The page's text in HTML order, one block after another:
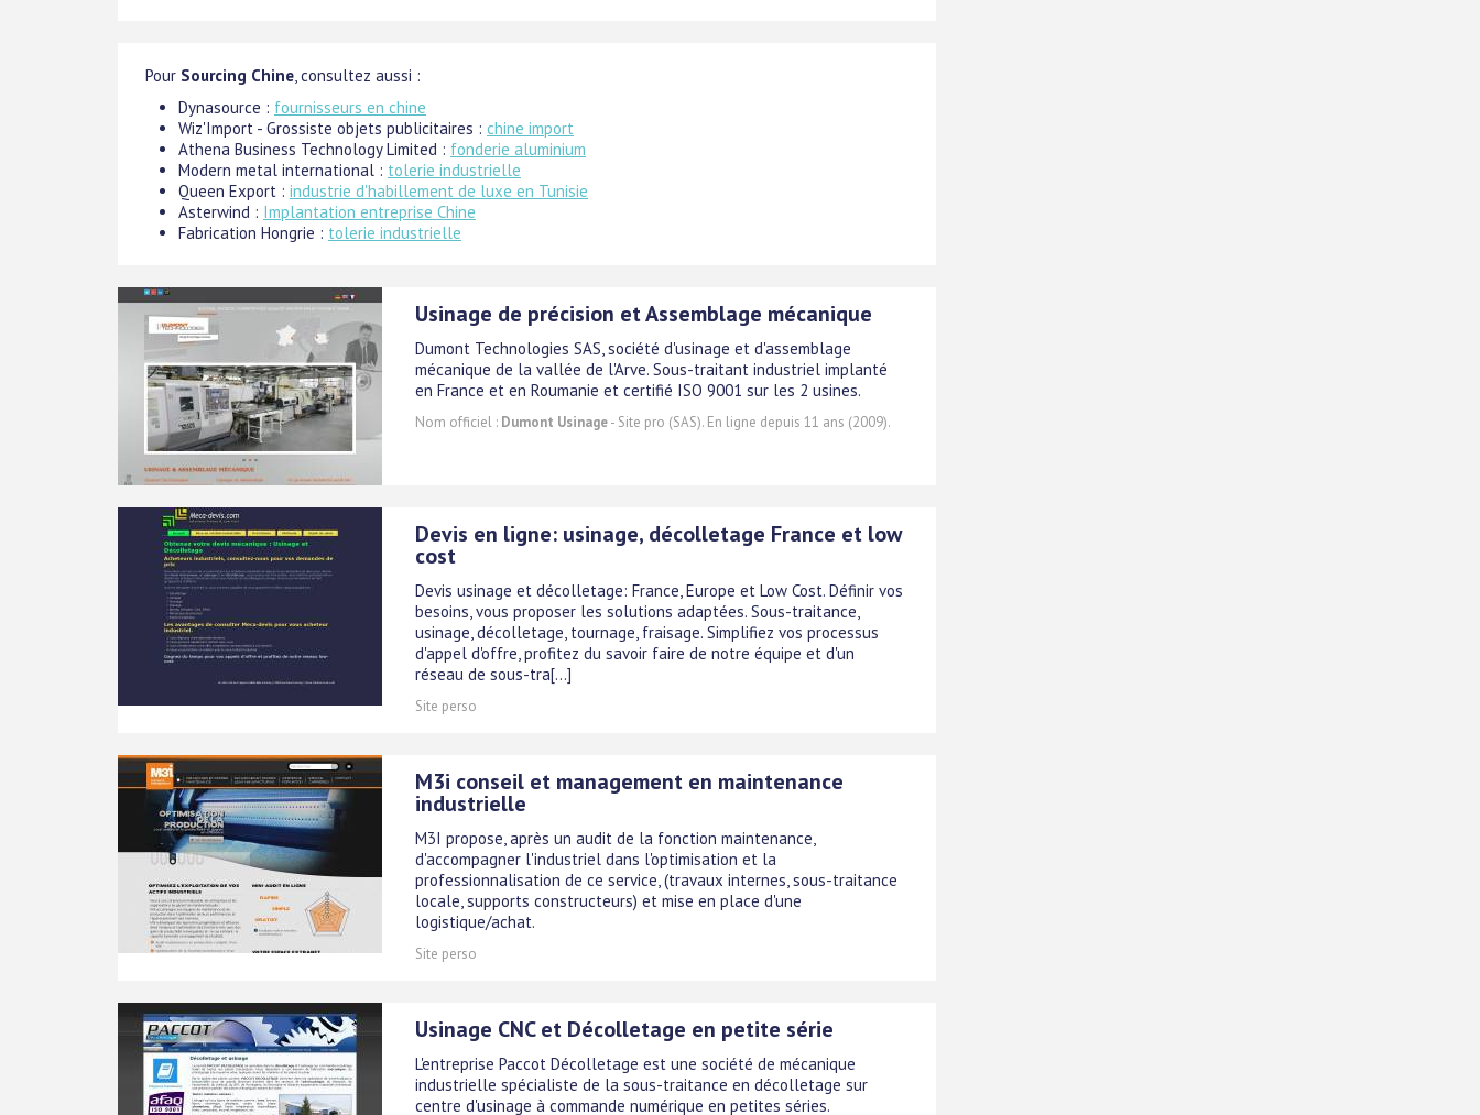
Pour Sourcing Chine , consultez aussi :
Dynasource : fournisseurs en chine
Wiz'Import - Grossiste objets publicitaires : chine import
Athena Business Technology Limited : fonderie aluminium
Modern metal international : tolerie industrielle
Queen Export : industrie d'habillement de luxe en Tunisie
Asterwind : Implantation entreprise Chine
Fabrication Hongrie : tolerie industrielle
Usinage de précision et Assemblage mécanique
Dumont Technologies SAS, société d'usinage et d'assemblage
mécanique de la vallée de l'Arve. Sous-traitant industriel implanté
en France et en Roumanie et certifié ISO 9001 sur les 2 usines.
Nom officiel : Dumont Usinage- Site pro (SAS). En ligne depuis 11 ans (2009).
Devis en ligne: usinage, décolletage France et low
cost
Devis usinage et décolletage: France, Europe et Low Cost. Définir vos
besoins, vous proposer les solutions adaptées. Sous-traitance,
usinage, décolletage, tournage, fraisage. Simplifiez vos processus
d'appel d'offre, profitez du savoir faire de notre équipe et d'un
réseau de sous-tra[...]
Site perso
M3i conseil et management en maintenance
industrielle
M3I propose, après un audit de la fonction maintenance,
d'accompagner l'industriel dans l'optimisation et la
professionnalisation de ce service, (travaux internes, sous-traitance
locale, supports constructeurs) et mise en place d'une
logistique/achat.
Site perso
Usinage CNC et Décolletage en petite série
L'entreprise Paccot Décolletage est une société de mécanique
industrielle spécialiste de la sous-traitance en décolletage sur
centre d'usinage à commande numérique en petites séries.